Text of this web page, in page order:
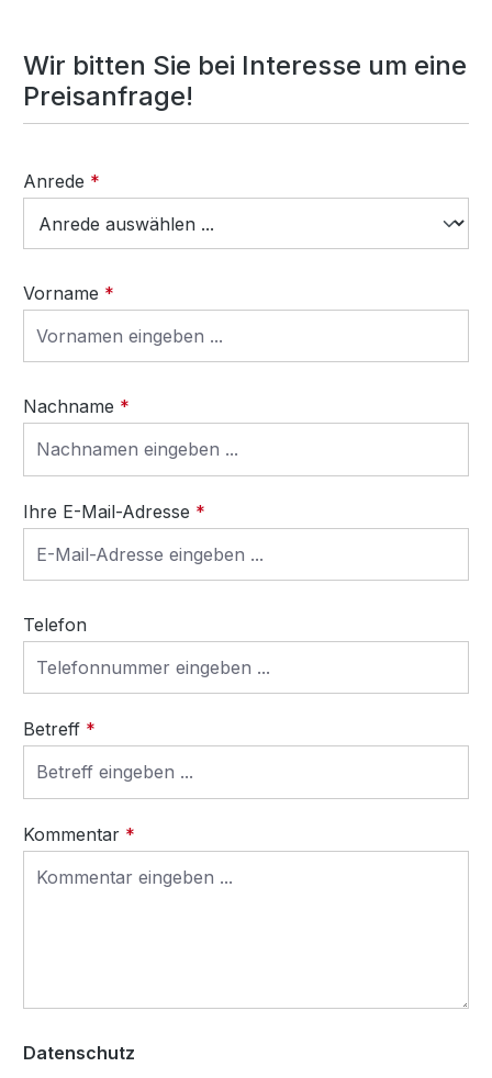
Wir bitten Sie bei Interesse um eine
Preisanfrage!
Anrede *
Vorname *
Nachname *
Ihre E-Mail-Adresse *
Telefon
Betreff *
Kommentar *
Datenschutz